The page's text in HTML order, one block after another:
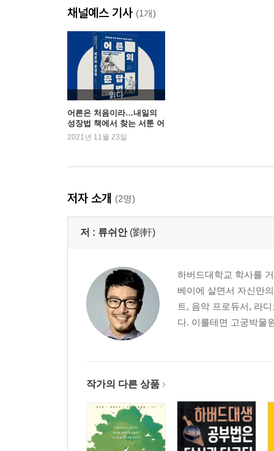
11 우리가 집착을 버리기 어려운 이유
12 잡념을 없애고 싶다면 주변의 잡동사니부터 치
13 당신에게 부족한 것은 능력이 아니라 자기긍정
14 인터넷상의 교류는 ‘설탕 대용품’과 같을 뿐이다
15 도전을 두려워하지 않으려면 먼저 저주를 풀어
16 완벽함보다 실행이 낫다
17 ‘대충대충’ 살수록 ‘염세주의’에 빠지기 쉽다
18 우리가 나쁜 습관을 고치지 못하는 이유
21 진실을 말한다고 아웃사이더가 되는 것은 아니
22 몸이 마음을 속이게 하지 말라
23 마음을 따르되 머리를 써라
PART 4 관계 편: 필터버블에서 벗어나는 연습
25 친구가 많아도 여전히 외로운 이유
26 나를 즐겁게 만드는 일에 촉각을 곤두세워라
27 당신이 꼭 알아야 할 ‘우정 공식’
30 ‘다 함께 홀로’가 되지 않는 SNS 운영 방법
32 활짝 핀 꽃이 사람들의 이목을 끄는 법이다
33 대인관계를 두려워하는 당신에게 부족한 한 가
채널예스 기사 (1개)
읽다
어른은 처음이라…내일의
성장법 책에서 찾는 서툰 어
른들
2021년 11월 23일
저자 소개 (2명)
저 : 류쉬안 (劉軒)
하버드대학교 학사를
베이에 살면서 자신만
트, 음악 프로듀서, 라
다. 이를테면 고궁박물
작가의 다른 상품